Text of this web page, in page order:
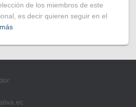
de los miembros de este
es decir quieren seguir en el